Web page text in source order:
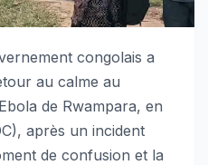
congolais a
au calme au
de Rwampara, en
après un incident
de confusion et la